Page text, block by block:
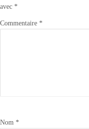
avec *
Commentaire *
Nom *